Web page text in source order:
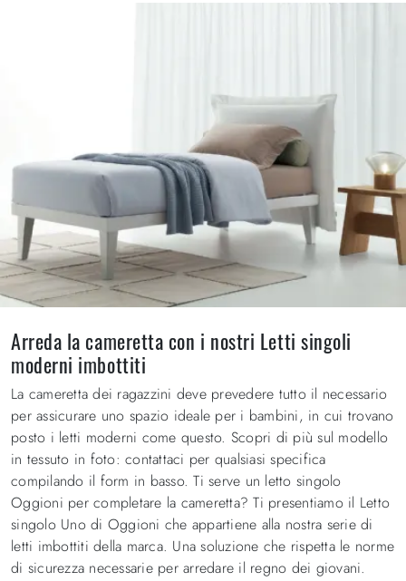
Arreda la cameretta con i nostri Letti singoli
moderni imbottiti
La cameretta dei ragazzini deve prevedere tutto il necessario
per assicurare uno spazio ideale per i bambini, in cui trovano
posto i letti moderni come questo. Scopri di più sul modello
in tessuto in foto: contattaci per qualsiasi specifica
compilando il form in basso. Ti serve un letto singolo
Oggioni per completare la cameretta? Ti presentiamo il Letto
singolo Uno di Oggioni che appartiene alla nostra serie di
letti imbottiti della marca. Una soluzione che rispetta le norme
di sicurezza necessarie per arredare il regno dei giovani.